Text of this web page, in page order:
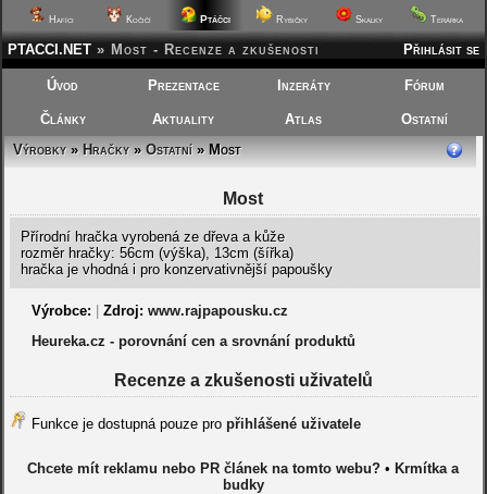
Hafíci Kočičí Ptáčci Rybičky Skalky Terárka
Přihlásit se
PTACCI.NET » Most - Recenze a zkušenosti
Úvod Prezentace Inzeráty Fórum
Články Aktuality Atlas
Ostatní
Výrobky»Hračky»Ostatní» Most
Most
Přírodní hračka vyrobená ze dřeva a kůže
rozměr hračky: 56cm (výška), 13cm (šířka)
hračka je vhodná i pro konzervativnější papoušky
Výrobce: Zdroj: www.rajpapousku.cz
Heureka.cz - porovnání cen a srovnání produktů
Recenze a zkušenosti uživatelů
Funkce je dostupná pouze pro přihlášené uživatele
Chcete mít reklamu nebo PR článek na tomto webu? • Krmítka a
budky